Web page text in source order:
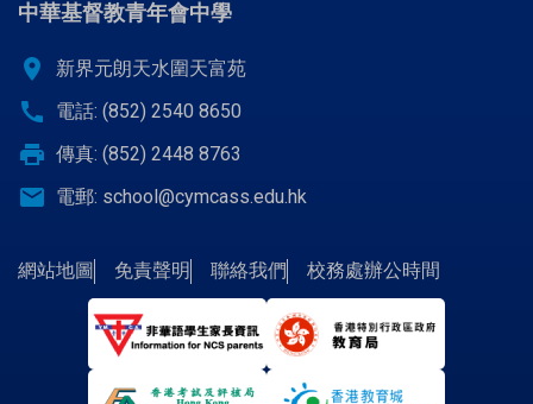
中華基督教青年會中學
location_on 新界元朗天水圍天富苑
call 電話: (852) 2540 8650
print 傳真: (852) 2448 8763
email 電郵: school@cymcass.edu.hk
網站地圖 免責聲明 聯絡我們 校務處辦公時間